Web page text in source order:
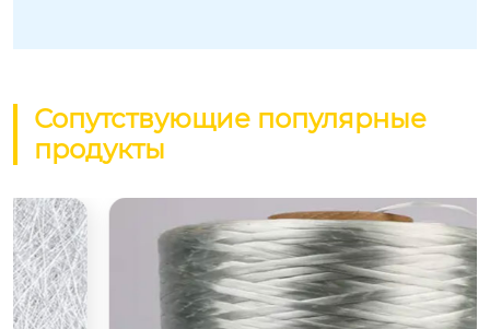
Сопутствующие популярные
продукты